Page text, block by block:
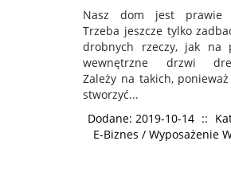
Nasz dom jest prawie
Trzeba jeszcze tylko
drobnych rzeczy, jak na
wewnętrzne drzwi
Zależy na takich,
stworzyć...
Dodane: 2019-10-14 ::
E-Biznes / Wyposażenie